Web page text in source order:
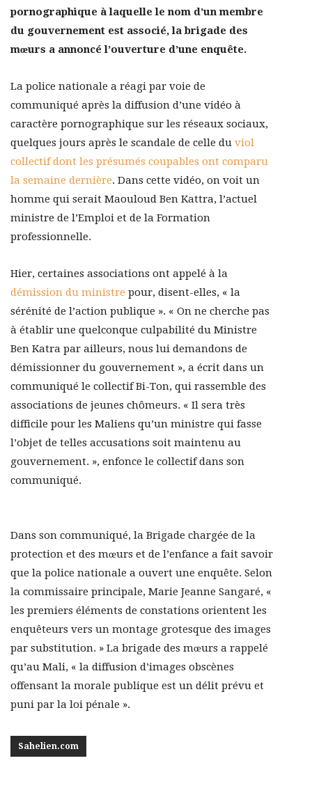
pornographique à laquelle le nom d’un membre
du gouvernement est associé, la brigade des
mœurs a annoncé l’ouverture d’une enquête.
La police nationale a réagi par voie de
communiqué après la diffusion d’une vidéo à
caractère pornographique sur les réseaux sociaux,
quelques jours après le scandale de celle du viol
collectif dont les présumés coupables ont comparu
la semaine dernière. Dans cette vidéo, on voit un
homme qui serait Maouloud Ben Kattra, l’actuel
ministre de l’Emploi et de la Formation
professionnelle.
Hier, certaines associations ont appelé à la
démission du ministre pour, disent-elles, « la
sérénité de l’action publique ». « On ne cherche pas
à établir une quelconque culpabilité du Ministre
Ben Katra par ailleurs, nous lui demandons de
démissionner du gouvernement », a écrit dans un
communiqué le collectif Bi-Ton, qui rassemble des
associations de jeunes chômeurs. « Il sera très
difficile pour les Maliens qu’un ministre qui fasse
l’objet de telles accusations soit maintenu au
gouvernement. », enfonce le collectif dans son
communiqué.
Dans son communiqué, la Brigade chargée de la
protection et des mœurs et de l’enfance a fait savoir
que la police nationale a ouvert une enquête. Selon
la commissaire principale, Marie Jeanne Sangaré, «
les premiers éléments de constations orientent les
enquêteurs vers un montage grotesque des images
par substitution. » La brigade des mœurs a rappelé
qu’au Mali, « la diffusion d’images obscènes
offensant la morale publique est un délit prévu et
puni par la loi pénale ».
Sahelien.com